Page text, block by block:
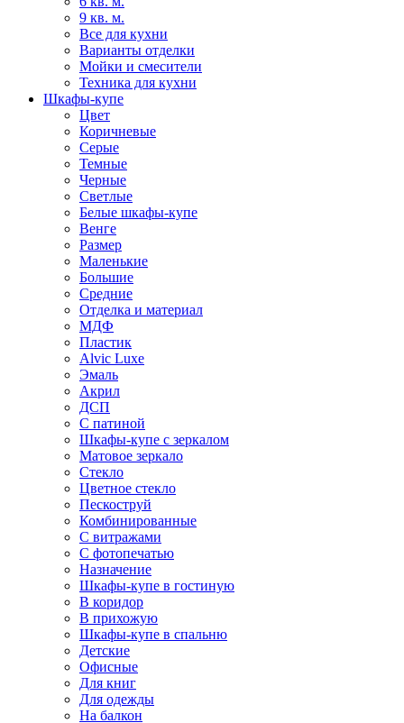
9 кв. м.
Все для кухни
Варианты отделки
Мойки и смесители
Техника для кухни
Шкафы-купе
Цвет
Коричневые
Серые
Темные
Черные
Светлые
Белые шкафы-купе
Венге
Размер
Маленькие
Большие
Средние
Отделка и материал
МДФ
Пластик
Alvic Luxe
Эмаль
Акрил
ДСП
С патиной
Шкафы-купе с зеркалом
Матовое зеркало
Стекло
Цветное стекло
Пескоструй
Комбинированные
С витражами
С фотопечатью
Назначение
Шкафы-купе в гостиную
В коридор
В прихожую
Шкафы-купе в спальню
Детские
Офисные
Для книг
Для одежды
На балкон